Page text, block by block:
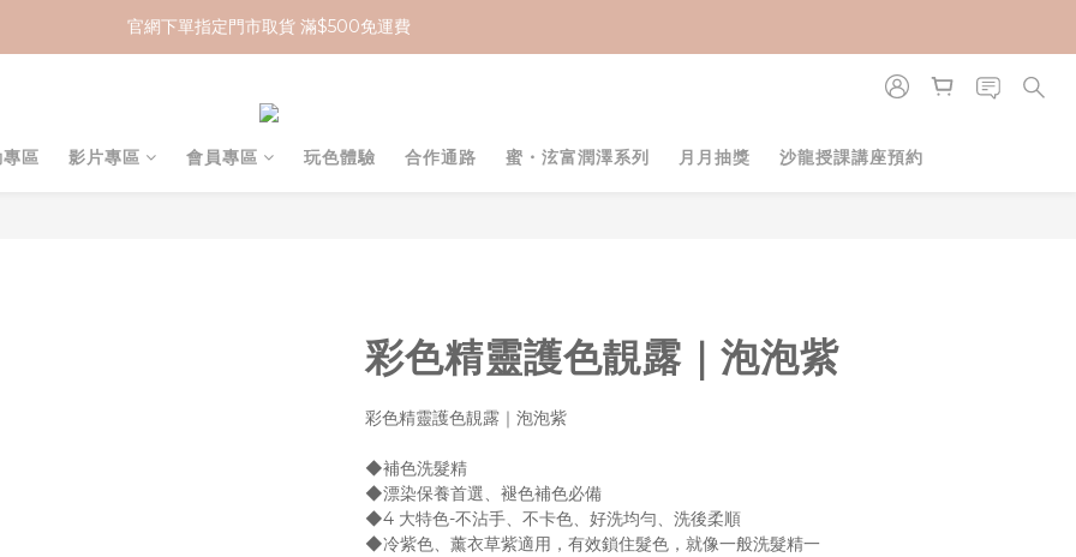
加入 MCG 會員｜即贈 $100 購物金
官網下單指定門市取貨 滿$500免運費
區 影片專區 會員專區 玩色體驗 合作通路 蜜・泫富潤澤系列 月月抽獎 沙龍授課講座預約
彩色精靈護色靚露｜泡泡紫
彩色精靈護色靚露｜泡泡紫
◆補色洗髮精
◆漂染保養首選、褪色補色必備
◆4 大特色-不沾手、不卡色、好洗均勻、洗後柔順
◆冷紫色、薰衣草紫適用，有效鎖住髮色，就像一般洗髮精一
立即購買